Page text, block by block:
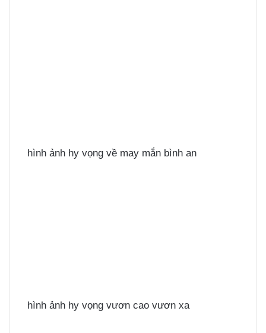
hình ảnh hy vọng về may mắn bình an
hình ảnh hy vọng vươn cao vươn xa